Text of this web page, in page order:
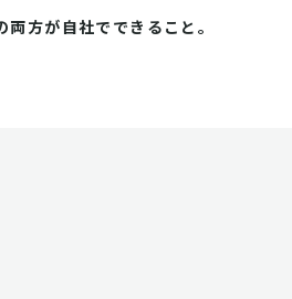
方が自社でできること。